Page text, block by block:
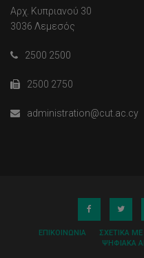
Αρχ. Κυπριανού 30
3036 Λεμεσός
2500 2500
2500 2750
administration@cut.ac.cy
ΕΠΙΚΟΙΝΩΝΊΑ ΣΧΕΤΙΚΆ
ΨΗΦΙΑΚΆ